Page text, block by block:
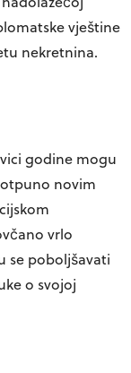
vještine
nekretnina.
godine mogu
novim
vrlo
se poboljšavati
o svojoj